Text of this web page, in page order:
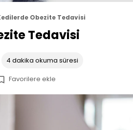
Obezite Tedavisi
Tedavisi
4 dakika okuma süresi
Favorilere ekle